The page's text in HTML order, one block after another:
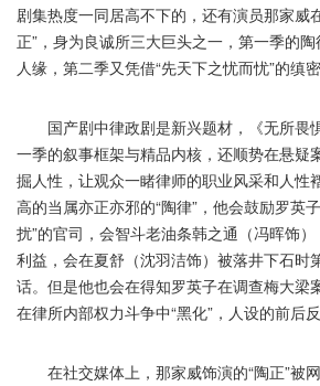
剧集热度一同居高不下的，还有演员那家威
正”，身为良诚所三大巨头之一，第一季的陶
人缘，第二季又凭借“先天下之忧而忧”的缜
国产剧中律政剧是新兴题材，《无所畏
一季的叙事框架与精品内核，还顺势在悬疑
掘人性，让观众一睹律师的职业风采和人性
高的当属亦正亦邪的“陶律”，他会鼓励罗英
扰”的官司，会智斗老油条韩之通（冯晖饰
利益，会在夏舒（沈羽洁饰）被落井下石时
话。但是他也会在得知罗英子在调查梅大梁
在律所内部权力斗争中“黑化”，人设的前后
在社交媒体上，那家威饰演的“陶正”被网